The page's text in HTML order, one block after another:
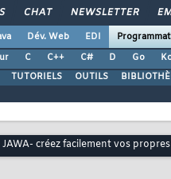
CHAT NEWSLETTER
Dév. Web EDI
C C++ C# D Go
TUTORIELS OUTILS
JAWA- créez facilement vos